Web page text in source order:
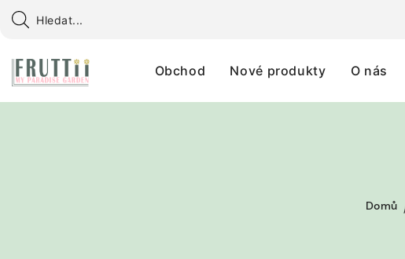
Obchod Nové produkty O nás
Domů